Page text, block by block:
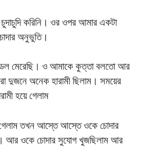
করিনি। ওর ওপর আমার একটা
অনুভুতি।
মেরেছি। ও আমাকে কুত্তা বলতো আর
অনেক হারামী ছিলাম। সময়ের
হয়ে গেলাম
তখন আস্তে আস্তে ওকে চোদার
আর ওকে চোদার সুযোগ খুজছিলাম আর